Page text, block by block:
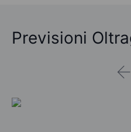
Previsioni